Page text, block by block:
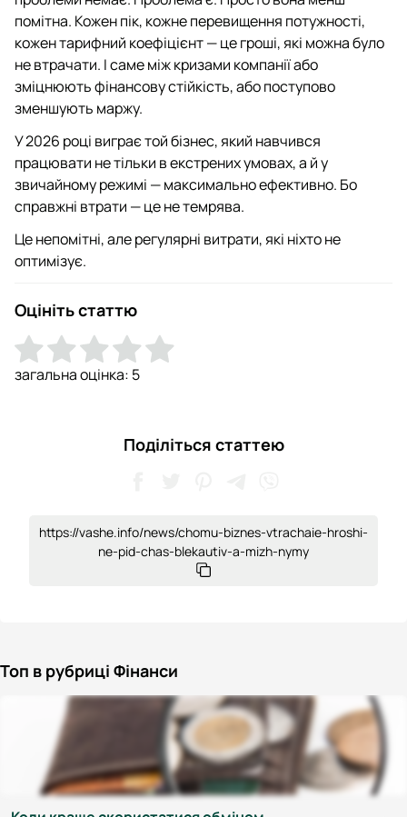
помітна. Кожен пік, кожне перевищення потужності,
кожен тарифний коефіцієнт — це гроші, які можна було
не втрачати. І саме між кризами компанії або
зміцнюють фінансову стійкість, або поступово
зменшують маржу.
У 2026 році виграє той бізнес, який навчився
працювати не тільки в екстрених умовах, а й у
звичайному режимі — максимально ефективно. Бо
справжні втрати — це не темрява.
Це непомітні, але регулярні витрати, які ніхто не
оптимізує.
Оцініть статтю
загальна оцінка: 5
Поділіться статтею
https://vashe.info/news/chomu-biznes-vtrachaie-hroshi-
ne-pid-chas-blekautiv-a-mizh-nymy
Топ в рубриці Фінанси